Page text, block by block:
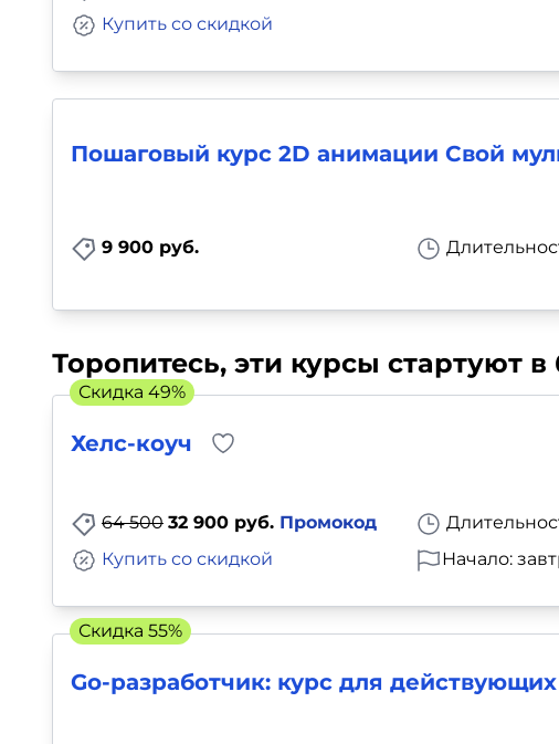
Купить со скидкой
Пошаговый курс 2D анимации Свой
9 900 руб.
Торопитесь, эти курсы стартуют
Хелс-коуч
64 500 32 900 руб. Промокод
Купить со скидкой
Начало:
Скидка 49%
Go-разработчик: курс для
Скидка 55%